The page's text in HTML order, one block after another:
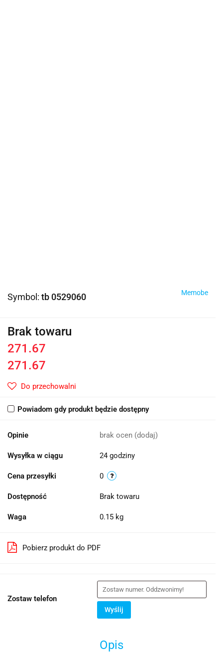
Symbol: tb 0529060 Memobe
Brak towaru
271.67
271.67
Do przechowalni
Powiadom gdy produkt będzie dostępny
Opinie brak ocen (dodaj)
Wysyłka w ciągu 24 godziny
Cena przesyłki 0
Dostępność Brak towaru
Waga 0.15 kg
Pobierz produkt do PDF
Zostaw telefon
Wyślij
Opis